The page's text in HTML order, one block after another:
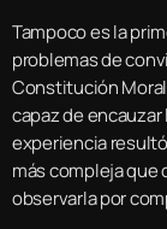
Tampoco es la
problemas de
Constitución
capaz de
experiencia
más compleja
observarla por